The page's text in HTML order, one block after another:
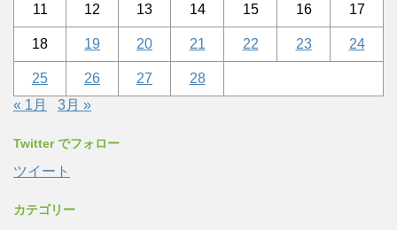
11 12 13 14 15 16 17
18 19 20 21 22 23 24
25 26 27
28
« 1月
3月 »
Twitter でフォロー
ツイート
カテゴリー